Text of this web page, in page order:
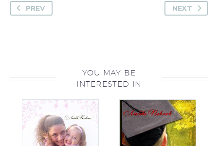
моего
Отца
PREV NEXT
YOU MAY BE
INTERESTED IN